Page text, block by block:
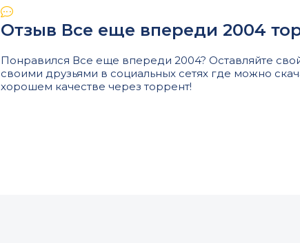
Отзыв Все еще впереди 2004
Понравился Все еще впереди 2004? Оставляйте
своими друзьями в социальных сетях где можно
хорошем качестве через торрент!